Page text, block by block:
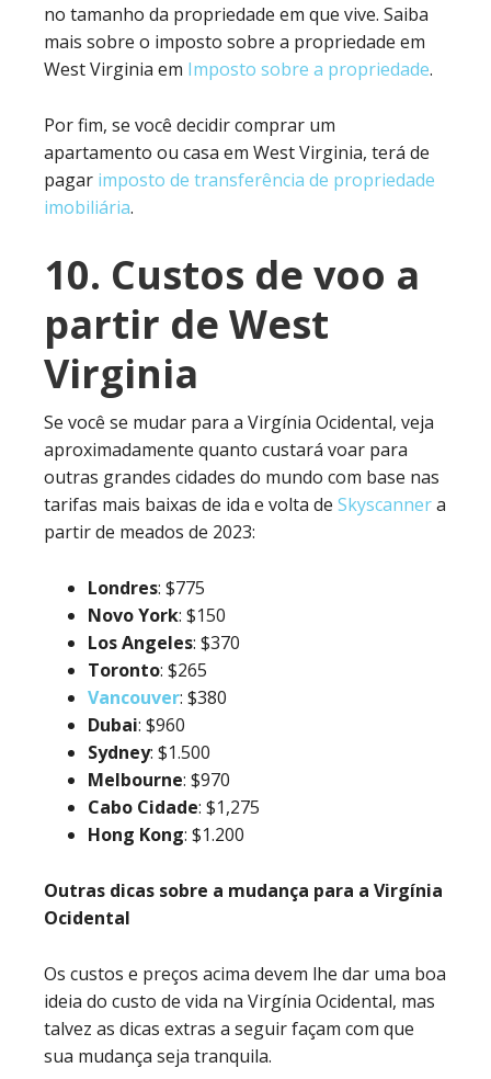
no tamanho da propriedade em que vive. Saiba
mais sobre o imposto sobre a propriedade em
West Virginia em Imposto sobre a propriedade.
Por fim, se você decidir comprar um
apartamento ou casa em West Virginia, terá de
pagar imposto de transferência de propriedade
imobiliária.
10. Custos de voo a
partir de West
Virginia
Se você se mudar para a Virgínia Ocidental, veja
aproximadamente quanto custará voar para
outras grandes cidades do mundo com base nas
tarifas mais baixas de ida e volta de Skyscannera
partir de meados de 2023:
Londres: $775
NovoYork: $150
LosAngeles: $370
Toronto: $265
Vancouver: $380
Dubai: $960
Sydney: $1.500
Melbourne: $970
Cabo Cidade: $1,275
Hong Kong: $1.200
Outras dicas sobre a mudança para a Virgínia
Ocidental
Os custos e preços acima devem lhe dar uma boa
ideia do custo de vida na Virgínia Ocidental, mas
talvez as dicas extras a seguir façam com que
sua mudança seja tranquila.